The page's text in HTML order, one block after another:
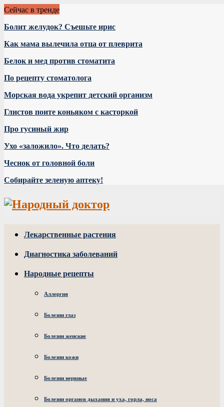
Сейчас в тренде
Болит желудок? Съешьте ирис
Как мама вылечила отца от плеврита
Белок и мед против стоматита
По рецепту стоматолога
Морская вода укрепит детский организм
Глистов поите коньяком с касторкой
Про гусиный жир
Ухо «заложило». Что делать?
Чеснок от головной боли
Собирайте зеленую аптеку!
Лекарственные растения
Диагностика заболеваний
Народные рецепты
Аллергия
Болезни глаз
Болезни женские
Болезни кожи
Болезни нервные
Болезни органов дыхания и уха, горла, носа